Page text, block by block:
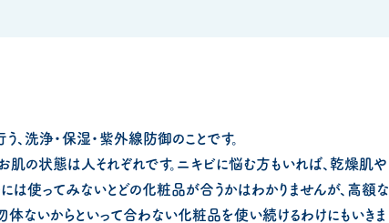
、洗浄・保湿・紫外線防御のことです。
肌の状態は人それぞれです。ニキビに悩む方もいれば、乾燥肌や
は使ってみないとどの化粧品が合うかはわかりませんが、高額な
体ないからといって合わない化粧品を使い続けるわけにもいきま